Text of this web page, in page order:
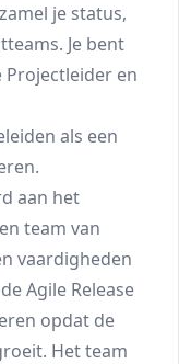
je status,
Je bent
en
als een
aan het
team van
vaardigheden
Agile Release
opdat de
Het team